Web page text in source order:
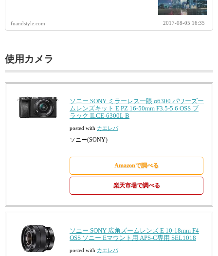
fuandstyle.com 2017-08-05 16:35
使用カメラ
ソニー SONY ミラーレス一眼 α6300 パワーズー
ムレンズキット E PZ 16-50mm F3.5-5.6 OSS ブ
ラック ILCE-6300L B
posted with カエレバ
ソニー(SONY)
Amazonで調べる
楽天市場で調べる
ソニー SONY 広角ズームレンズ E 10-18mm F4
OSS ソニー Eマウント用 APS-C専用 SEL1018
posted with カエレバ